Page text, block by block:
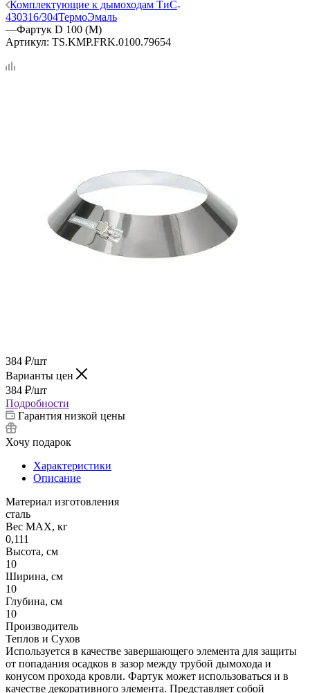
Комплектующие к дымоходам ТиС
430316/304ТермоЭмаль
—Фартук D 100 (М)
Артикул: TS.KMP.FRK.0100.79654
384 ₽/шт
Варианты цен
384 ₽/шт
Подробности
Гарантия низкой цены
Хочу подарок
Характеристики
Описание
Материал изготовления
сталь
Вес МАХ, кг
0,111
Высота, см
10
Ширина, см
10
Глубина, см
10
Производитель
Теплов и Сухов
Используется в качестве завершающего элемента для защиты
от попадания осадков в зазор между трубой дымохода и
конусом прохода кровли. Фартук может использоваться и в
качестве декоративного элемента. Представляет собой